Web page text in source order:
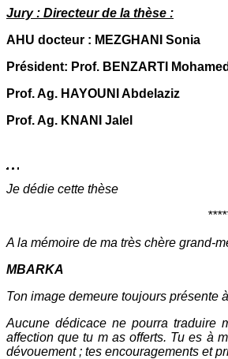
Jury : Directeur de la thèse :
AHU docteur : MEZGHANI Sonia
Président: Prof. BENZARTI
Prof. Ag. HAYOUNI Abdelaziz
Prof. Ag. KNANI Jalel
Je dédie cette thèse
A la mémoire de ma très chère grand-
MBARKA
Ton image demeure toujours présente
Aucune dédicace ne pourra traduire
affection que tu m as offerts. Tu es à
dévouement ; tes encouragements et